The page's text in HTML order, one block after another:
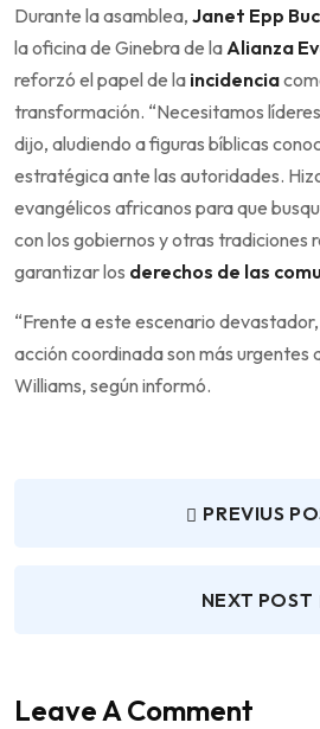
Durante la asamblea, Janet Epp
la oficina de Ginebra de laAlianza
reforzó el papel de la incidencia
transformación. “Necesitamos
dijo, aludiendo a figuras bíblicas
estratégica ante las autoridades.
evangélicos africanos para que
con los gobiernos y otras tradiciones
garantizar los derechos de las
“Frente a este escenario
acción coordinada son más urgentes
Williams, según informó.
PREVIUS
NEXT POST
Leave A Comment